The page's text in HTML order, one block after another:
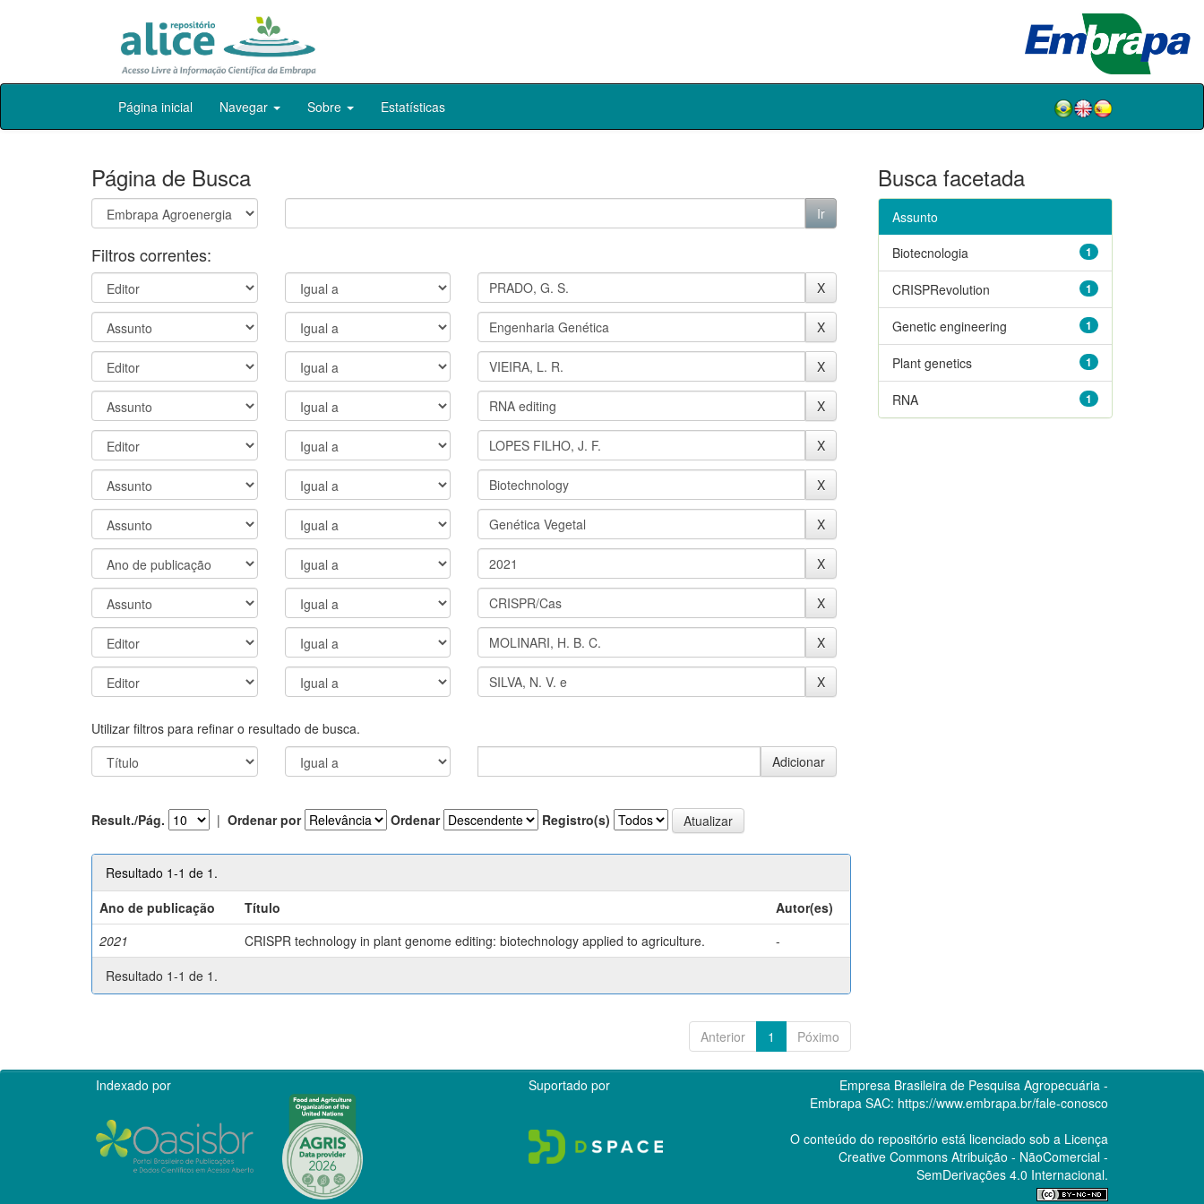
Skip
Página inicial Navegar Sobre Estatísticas
Página de Busca
Filtros correntes:
Utilizar filtros para refinar o resultado de busca.
Result./Pág. | Ordenar por Ordenar Registro(s)
Resultado 1-1 de 1.
Ano de publicação
Título
Autor(es)
2021
CRISPR technology in plant genome editing: biotechnology applied to agriculture.
-
Resultado 1-1 de 1.
Anterior 1 Póximo
Busca facetada
Assunto
1
Biotecnologia
1
CRISPRevolution
1
Genetic engineering
1
Plant genetics
1
RNA
Indexado por Suportado por
Empresa Brasileira de Pesquisa Agropecuária -
Embrapa SAC: https://www.embrapa.br/fale-conosco
O conteúdo do repositório está licenciado sob a Licença
Creative CommonsAtribuição - NãoComercial -
SemDerivações 4.0 Internacional.